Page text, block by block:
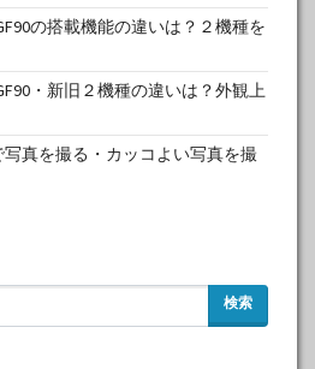
の搭載機能の違いは？２機種を
・新旧２機種の違いは？外観上
写真を撮る・カッコよい写真を撮
検索